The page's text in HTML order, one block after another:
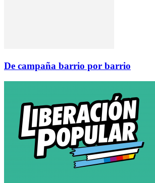
De campaña barrio por barrio